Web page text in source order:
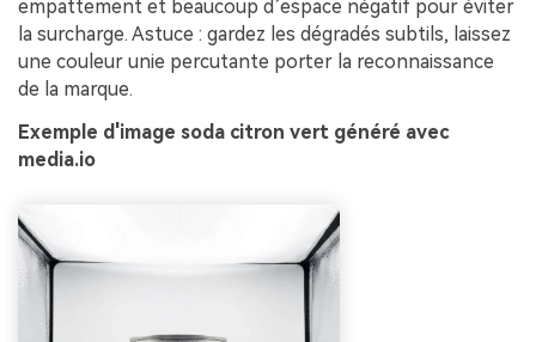
empattement et beaucoup d’espace négatif pour éviter
la surcharge. Astuce : gardez les dégradés subtils, laissez
une couleur unie percutante porter la reconnaissance
de la marque.
Exemple d'image soda citron vert généré avec
media.io